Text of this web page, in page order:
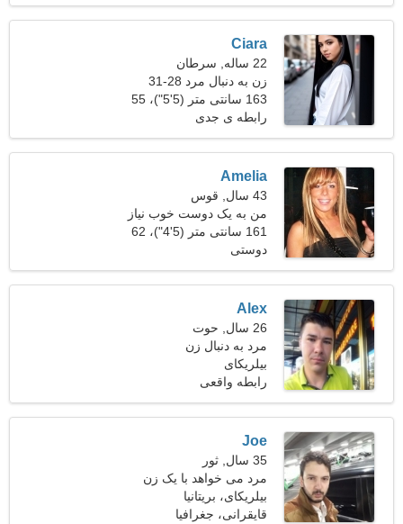
Ciara
22 ساله, سرطان
زن به دنبال مرد 28-31
163 سانتی متر (5'5")، 55
کیلوگرم (121 پوند)
رابطه ی جدی
Amelia
43 سال, قوس
من به یک دوست خوب نیاز
دارم
161 سانتی متر (5'4")، 62
کیلوگرم (136 پوند)
دوستی
Alex
26 سال, حوت
مرد به دنبال زن
بیلریکای
رابطه واقعی
Joe
35 سال, ثور
مرد می خواهد با یک زن
ملاقات کند
بیلریکای، بریتانیا
قایقرانی، جغرافیا